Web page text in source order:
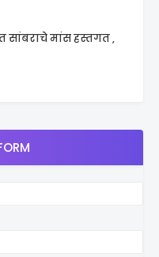
सांबराचे मांस हस्तगत ,